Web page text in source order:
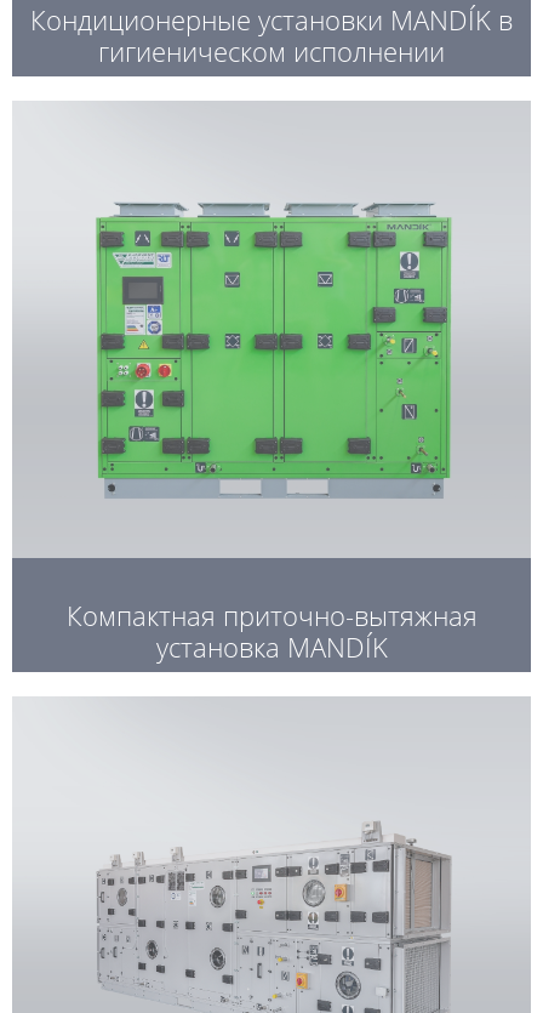
Кондиционерные установки MANDÍK в
гигиеническом исполнении
Компактная приточно-вытяжная
установка MANDÍK